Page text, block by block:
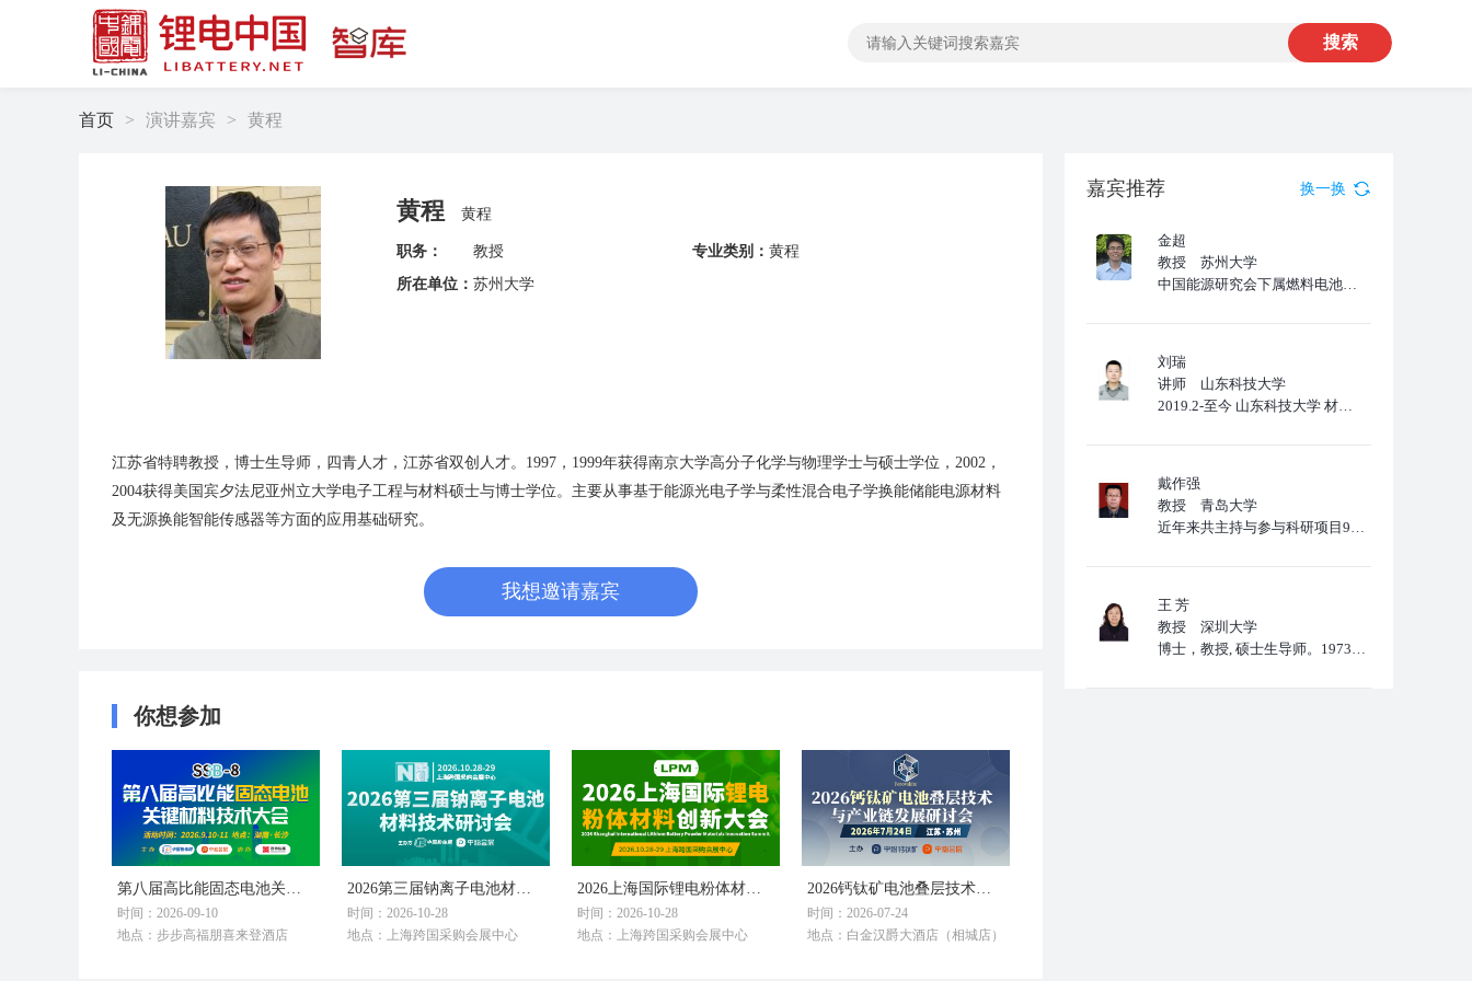
首页 > 演讲嘉宾 > 黄程
黄程 黄程
职务： 教授 专业类别： 黄程
所在单位： 苏州大学
江苏省特聘教授，博士生导师，四青人才，江苏省双创人才。1997，1999年获得南京大学高分子化学与物理学士与硕士学位，2002，
2004获得美国宾夕法尼亚州立大学电子工程与材料硕士与博士学位。主要从事基于能源光电子学与柔性混合电子学换能储能电源材料
及无源换能智能传感器等方面的应用基础研究。
我想邀请嘉宾
你想参加
第八届高比能固态电池关键材料技术大会
时间：2026-09-10
地点：步步高福朋喜来登酒店
2026第三届钠离子电池材料技术研讨会
时间：2026-10-28
地点：上海跨国采购会展中心
2026上海国际锂电粉体材料创新大会
时间：2026-10-28
地点：上海跨国采购会展中心
2026钙钛矿电池叠层技术与产业链发展研讨会
时间：2026-07-24
地点：白金汉爵大酒店（相城店）
嘉宾推荐 换一换
金超
教授 苏州大学
中国能源研究会下属燃料电池专业委员会委员。研究工作主要围绕着固态锂电池、金属-空气电池和固体氧化物燃料电池的关键材料及其器件进行。至今为止，已在Advanced Materials, Energy S
刘瑞
讲师 山东科技大学
2019.2-至今 山东科技大学 材料科学与工程学院 讲师 2014.9-2018.12 厦门大学 化学化工学院 理学博士 2012.8-2014.9 青岛海信宽带多媒体技术有限公司
戴作强
教授 青岛大学
近年来共主持与参与科研项目9项，其中纵向项目8项，横向项目1项，取得国家发明专利4项：“一种直流降压电路”；“一种动力电池电极用放松螺栓”；“一种制备原位掺碳锂离子电池负极材料钛酸锂的方法”；“一种制
王 芳
教授 深圳大学
博士，教授, 硕士生导师。1973年2月生。深圳大学化学与环境工程学院教授。近年来主要从事有机-无机复合材料及锂空气电池材料方面的研究工作。作为项目负责人，承担10项以上省市级项目，且到账经费在300